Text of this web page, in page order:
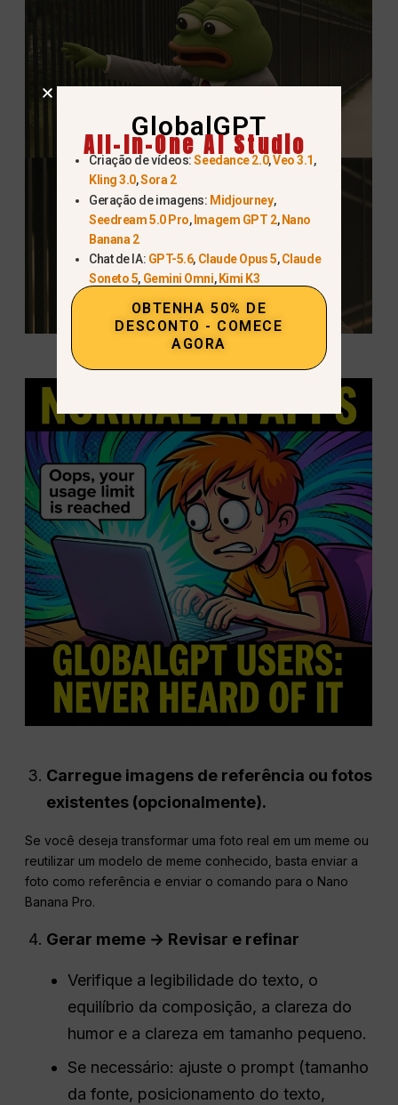
Carregue imagens de referência ou fotos
existentes (opcionalmente).
Se você deseja transformar uma foto real em um meme ou
reutilizar um modelo de meme conhecido, basta enviar a
foto como referência e enviar o comando para o Nano
Banana Pro.
Gerar meme → Revisar e refinar
Verifique a legibilidade do texto, o
equilíbrio da composição, a clareza do
humor e a clareza em tamanho pequeno.
Se necessário: ajuste o prompt (tamanho
da fonte, posicionamento do texto,
GlobalGPT
All-In-One AI Studio
Criação de vídeos:Seedance 2.0,Veo 3.1,
Kling 3.0,Sora 2
Geração de imagens: Midjourney,
Seedream 5.0 Pro, Imagem GPT 2, Nano
Banana 2
Chat de IA: GPT-5.6, Claude Opus 5,Claude
Soneto 5, Gemini Omni, Kimi K3
OBTENHA 50% DE
DESCONTO - COMECE
AGORA